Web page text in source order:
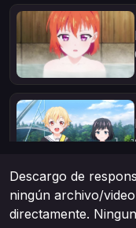
Descargo de
ningún archivo/
directamente.